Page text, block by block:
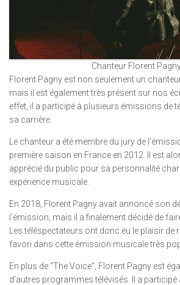
Chanteur Florent
Florent Pagny est non seulement un
mais il est également très présent sur nos
effet, il a participé à plusieurs émissions de
sa carrière.
Le chanteur a été membre du jury de
première saison en France en 2012. Il est
apprécié du public pour sa personnalité
expérience musicale.
En 2018, Florent Pagny avait annoncé son
l’émission, mais il a finalement décidé de
Les téléspectateurs ont donc eu le plaisir de
favori dans cette émission musicale très
En plus de “The Voice”, Florent Pagny est
d’autres programmes télévisés. Il a participé